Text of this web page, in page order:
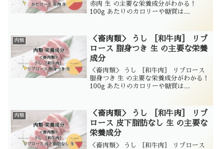
赤肉 生 の主要な栄養成分がわかる！
100g あたりのカロリーや糖質は...
肉類
＜畜肉類＞ うし ［和牛肉］ リブ
ロース 脂身つき 生 の主要な栄養
成分
＜畜肉類＞ うし ［和牛肉］ リブロース
脂身つき 生 の主要な栄養成分がわかる！
100g あたりのカロリーや糖質は...
肉類
＜畜肉類＞ うし ［和牛肉］ リブ
ロース 皮下脂肪なし 生 の主要な
栄養成分
＜畜肉類＞ うし ［和牛肉］ リブロース